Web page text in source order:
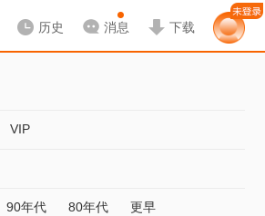
历史 消息 下载
VIP
90年代 80年代 更早